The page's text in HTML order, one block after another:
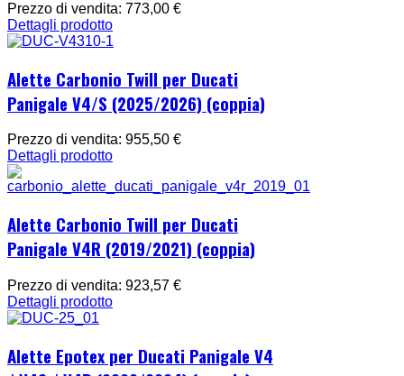
Prezzo di vendita: 773,00 €
Dettagli prodotto
Alette Carbonio Twill per Ducati
Panigale V4/S (2025/2026) (coppia)
Prezzo di vendita: 955,50 €
Dettagli prodotto
Alette Carbonio Twill per Ducati
Panigale V4R (2019/2021) (coppia)
Prezzo di vendita: 923,57 €
Dettagli prodotto
Alette Epotex per Ducati Panigale V4